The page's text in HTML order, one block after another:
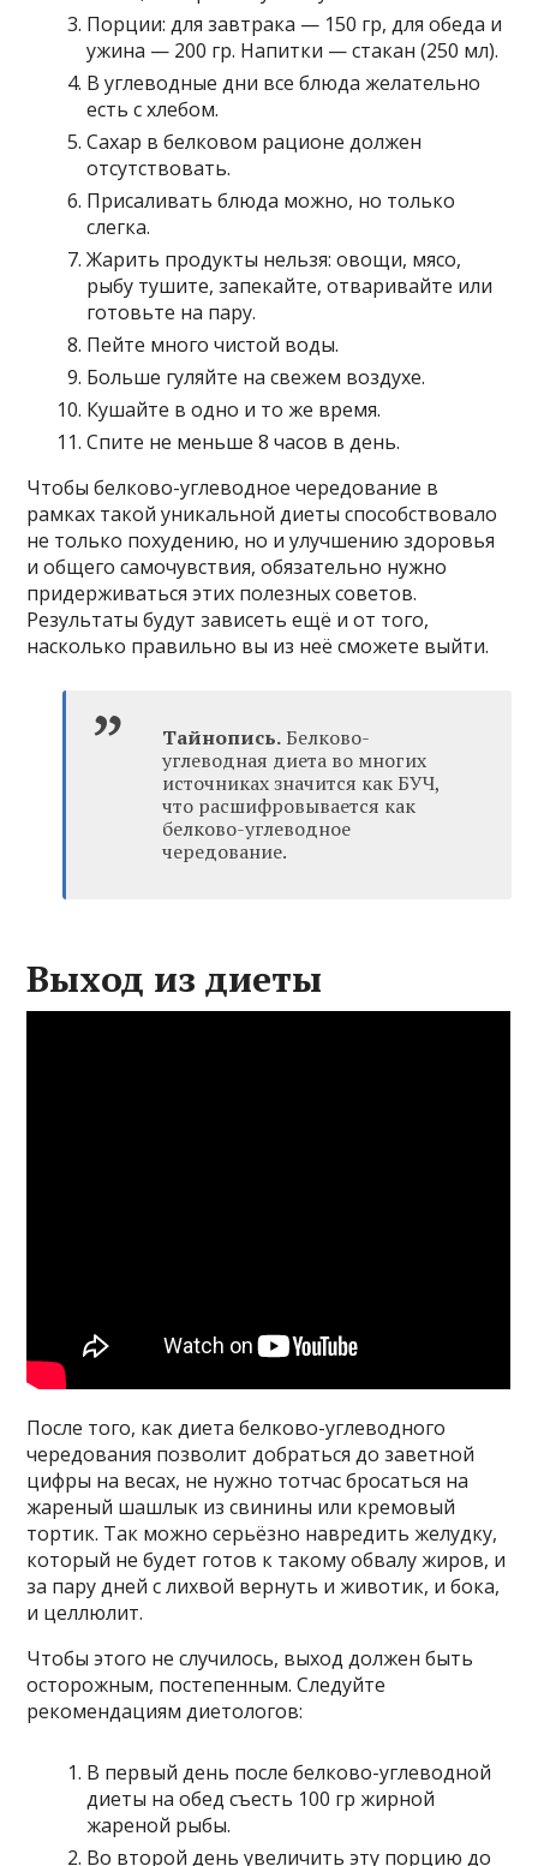
Порции: для завтрака — 150 гр, для обеда и
ужина — 200 гр. Напитки — стакан (250 мл).
В углеводные дни все блюда желательно
есть с хлебом.
Сахар в белковом рационе должен
отсутствовать.
Присаливать блюда можно, но только
слегка.
Жарить продукты нельзя: овощи, мясо,
рыбу тушите, запекайте, отваривайте или
готовьте на пару.
Пейте много чистой воды.
Больше гуляйте на свежем воздухе.
Кушайте в одно и то же время.
Спите не меньше 8 часов в день.
Чтобы белково-углеводное чередование в
рамках такой уникальной диеты способствовало
не только похудению, но и улучшению здоровья
и общего самочувствия, обязательно нужно
придерживаться этих полезных советов.
Результаты будут зависеть ещё и от того,
насколько правильно вы из неё сможете выйти.
Тайнопись.Белково-
углеводная диета во многих
источниках значится как БУЧ,
что расшифровывается как
белково-углеводное
чередование.
Выход из диеты
После того, как диета белково-углеводного
чередования позволит добраться до заветной
цифры на весах, не нужно тотчас бросаться на
жареный шашлык из свинины или кремовый
тортик. Так можно серьёзно навредить желудку,
который не будет готов к такому обвалу жиров, и
за пару дней с лихвой вернуть и животик, и бока,
и целлюлит.
Чтобы этого не случилось, выход должен быть
осторожным, постепенным. Следуйте
рекомендациям диетологов:
В первый день после белково-углеводной
диеты на обед съесть 100 гр жирной
жареной рыбы.
Во второй день увеличить эту порцию до